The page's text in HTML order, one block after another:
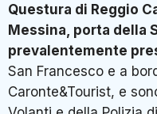
Questura di Reggio
Messina, porta della
prevalentemente
San Francesco e a
Caronte&Tourist, e